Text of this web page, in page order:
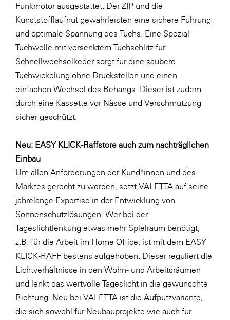
SeneCura
SERVICE&MORE
SKINUANCE®
Somfy
Sony DADC
STIHL Tirol
VALETTA
Verband Druck Medien Österreich
Wirtschaftskammer Salzburg
WKS Fachgruppe Fahrzeughandel und
Fahrzeugtechnik
WKS Fachgruppe Finanzdienstleister
WK UBIT
Media
Funkmotor ausgestattet. Der ZIP und die
Kunststofflaufnut gewährleisten eine sichere Führung
und optimale Spannung des Tuchs. Eine Spezial-
Tuchwelle mit versenktem Tuchschlitz für
Schnellwechselkeder sorgt für eine saubere
Tuchwickelung ohne Druckstellen und einen
einfachen Wechsel des Behangs. Dieser ist zudem
durch eine Kassette vor Nässe und Verschmutzung
sicher geschützt.
Neu: EASY KLICK-Raffstore auch zum nachträglichen
Einbau
Um allen Anforderungen der Kund*innen und des
Marktes gerecht zu werden, setzt VALETTA auf seine
jahrelange Expertise in der Entwicklung von
Sonnenschutzlösungen. Wer bei der
Tageslichtlenkung etwas mehr Spielraum benötigt,
z.B. für die Arbeit im Home Office, ist mit dem EASY
KLICK-RAFF bestens aufgehoben. Dieser reguliert die
Lichtverhältnisse in den Wohn- und Arbeitsräumen
und lenkt das wertvolle Tageslicht in die gewünschte
Richtung. Neu bei VALETTA ist die Aufputzvariante,
die sich sowohl für Neubauprojekte wie auch für